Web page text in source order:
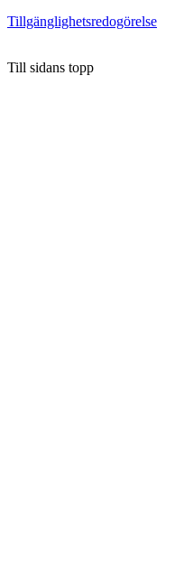
Tillgänglighetsredogörelse
Till sidans topp